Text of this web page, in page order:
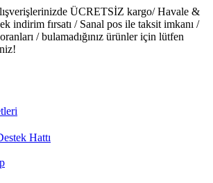
ÜCRETSİZ kargo/ Havale &
indirim fırsatı / Sanal pos ile taksit imkanı /
/ bulamadığınız ürünler için lütfen
Hattı